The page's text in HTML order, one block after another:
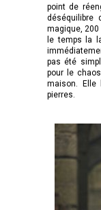
point de
déséquilibre
magique,
le temps la
pas été
pour le
maison.
pierres.